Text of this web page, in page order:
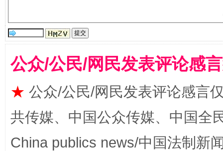
揭批美国五大"原罪" "炒
公众/公民/网民发表评论感
★ 公众/公民/网民发表评论感言
共传媒、中国公众传媒、中国全
China publics news/中国法制新